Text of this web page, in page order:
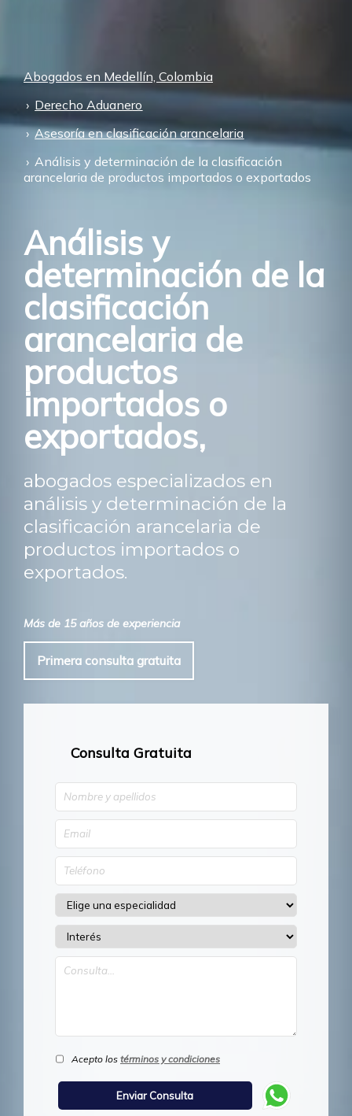
Abogados en Medellín, Colombia
Derecho Aduanero
Asesoría en clasificación arancelaria
Análisis y determinación de la clasificación
arancelaria de productos importados o exportados
Análisis y
determinación de la
clasificación
arancelaria de
productos
importados o
exportados,
abogados especializados en
análisis y determinación de la
clasificación arancelaria de
productos importados o
exportados.
Más de 15 años de experiencia
Primera consulta gratuita
Consulta Gratuita
Acepto los términos y condiciones